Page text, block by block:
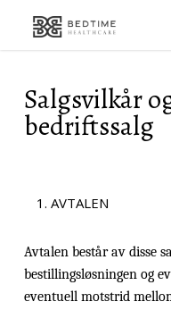
Salgsvilkår
bedriftssalg
AVTALEN
Avtalen består av disse
bestillingsløsningen og
eventuell motstrid